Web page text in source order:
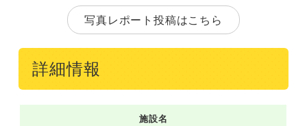
写真レポート投稿はこちら
詳細情報
施設名